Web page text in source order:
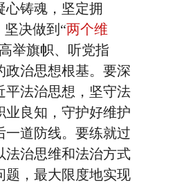
心铸魂，坚定拥
坚决做到“两个维
举旗帜、听党指
政治思想根基。要深
平法治思想，坚守法
业良知，守护好维护
一道防线。要练就过
法治思维和法治方式
题，最大限度地实现